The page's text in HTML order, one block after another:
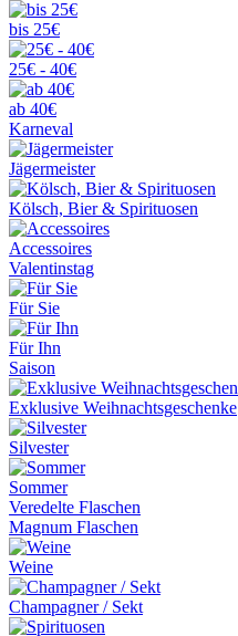
bis 25€
25€ - 40€
ab 40€
Karneval
Jägermeister
Kölsch, Bier & Spirituosen
Accessoires
Valentinstag
Für Sie
Für Ihn
Saison
Exklusive Weihnachtsgeschenke
Silvester
Sommer
Veredelte Flaschen
Magnum Flaschen
Weine
Champagner / Sekt